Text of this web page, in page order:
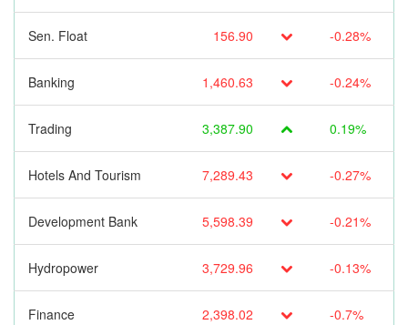
Sen. Float 156.90 -0.28%
Banking 1,460.63 -0.24%
Trading 3,387.90 0.19%
Hotels And Tourism 7,289.43 -0.27%
Development Bank 5,598.39 -0.21%
Hydropower 3,729.96 -0.13%
Finance 2,398.02 -0.7%